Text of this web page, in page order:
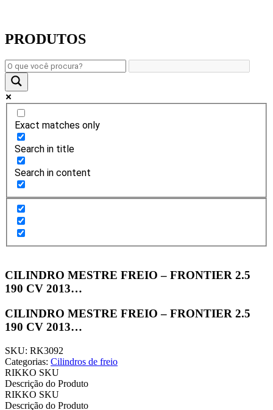
PRODUTOS
Exact matches only
Search in title
Search in content
CILINDRO MESTRE FREIO – FRONTIER 2.5
190 CV 2013…
CILINDRO MESTRE FREIO – FRONTIER 2.5
190 CV 2013…
SKU: RK3092
Categorias: Cilindros de freio
RIKKO SKU
Descrição do Produto
RIKKO SKU
Descrição do Produto